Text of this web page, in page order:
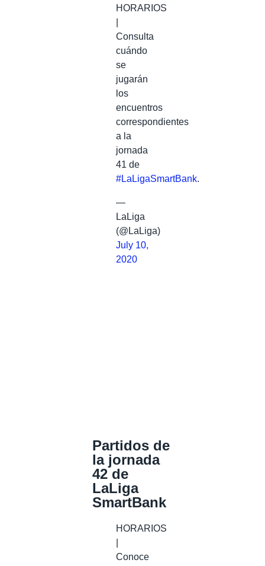
HORARIOS
Consulta
cuándo
se
jugarán
los
encuentros
correspondientes
a la
jornada
41 de
#LaLigaSmartBank.
—
LaLiga
(@LaLiga)
July 10,
2020
Partidos de
la jornada
42 de
LaLiga
SmartBank
HORARIOS
Conoce